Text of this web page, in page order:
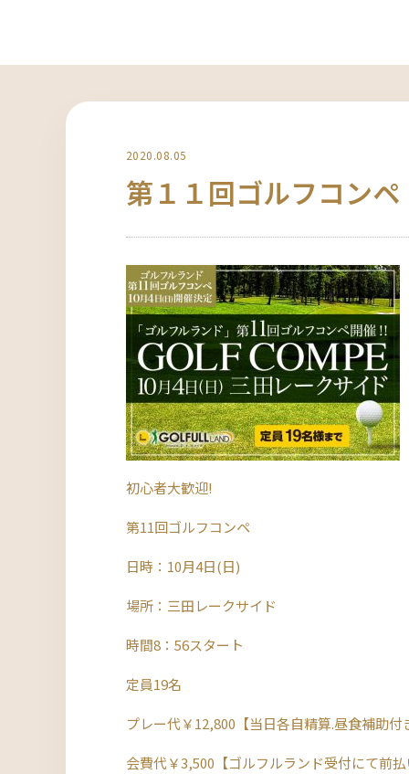
2020.08.05
第１１回ゴルフコンペ
初心者大歓迎!
第11回ゴルフコンペ
日時：10月4日(日)
場所：三田レークサイド
時間8：56スタート
定員19名
プレー代￥12,800【当日各自精算.昼食補助付
会費代￥3,500【ゴルフルランド受付にて前